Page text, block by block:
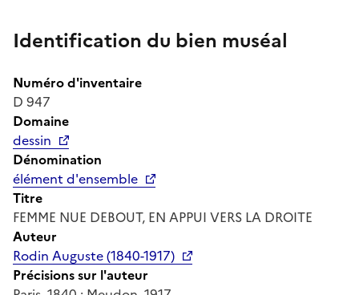
Identification du bien muséal
Numéro d'inventaire
D 947
Domaine
dessin
Dénomination
élément d'ensemble
Titre
FEMME NUE DEBOUT, EN APPUI VERS LA DROITE
Auteur
Rodin Auguste (1840-1917)
Précisions sur l'auteur